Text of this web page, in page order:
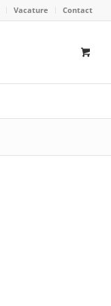
Vacature Contact